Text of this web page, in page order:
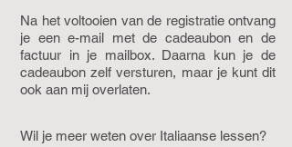
Na het voltooien van de registratie ontvang
je een e-mail met de cadeaubon en de
factuur in je mailbox. Daarna kun je de
cadeaubon zelf versturen, maar je kunt dit
ook aan mij overlaten.
Wil je meer weten over Italiaanse lessen?